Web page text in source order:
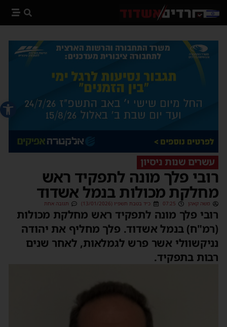
פתח
עשרים שנות ניסיון
רובי פלך מונה לתפקיד ראש
מחלקת מכולות בנמל אשדוד
משה קאהן 07:25 כ״ד בטבת תשפ״ו (13/01/2026) תגובה אחת
רובי פלך מונה לתפקיד ראש מחלקת מכולות
(רמ"ח) בנמל אשדוד. פלך מחליף את יהודה
נניקשוולי אשר פרש לגמלאות, לאחר שנים
רבות בתפקיד.